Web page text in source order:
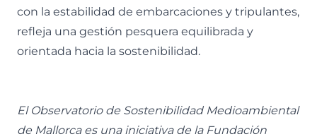
con la estabilidad de embarcaciones y tripulantes,
refleja una gestión pesquera equilibrada y
orientada hacia la sostenibilidad.
El Observatorio de Sostenibilidad Medioambiental
de Mallorca es una iniciativa de la Fundación